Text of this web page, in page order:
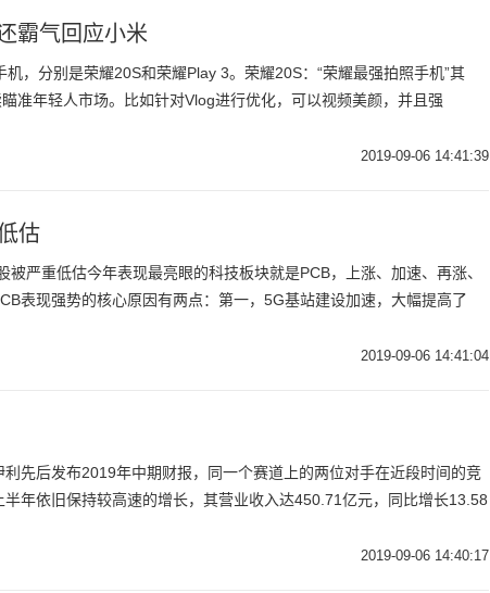
霸气回应小米
，分别是荣耀20S和荣耀Play 3。荣耀20S：“荣耀最强拍照手机”其
准年轻人市场。比如针对Vlog进行优化，可以视频美颜，并且强
2019-09-06 14:41:39
估
严重低估今年表现最亮眼的科技板块就是PCB，上涨、加速、再涨、
表现强势的核心原因有两点：第一，5G基站建设加速，大幅提高了
2019-09-06 14:41:04
先后发布2019年中期财报，同一个赛道上的两位对手在近段时间的竞
年依旧保持较高速的增长，其营业收入达450.71亿元，同比增长13.58
2019-09-06 14:40:17